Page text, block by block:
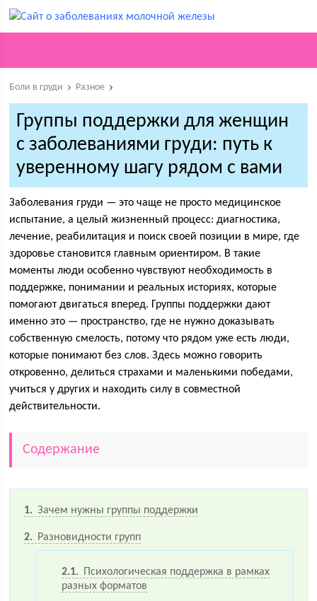
Боли в груди Разное
Группы поддержки для женщин
с заболеваниями груди: путь к
уверенному шагу рядом с вами
Заболевания груди — это чаще не просто медицинское
испытание, а целый жизненный процесс: диагностика,
лечение, реабилитация и поиск своей позиции в мире, где
здоровье становится главным ориентиром. В такие
моменты люди особенно чувствуют необходимость в
поддержке, понимании и реальных историях, которые
помогают двигаться вперед. Группы поддержки дают
именно это — пространство, где не нужно доказывать
собственную смелость, потому что рядом уже есть люди,
которые понимают без слов. Здесь можно говорить
откровенно, делиться страхами и маленькими победами,
учиться у других и находить силу в совместной
действительности.
Содержание
1 Зачем нужны группы поддержки
2 Разновидности групп
2.1
Психологическая поддержка в рамках
разных форматов